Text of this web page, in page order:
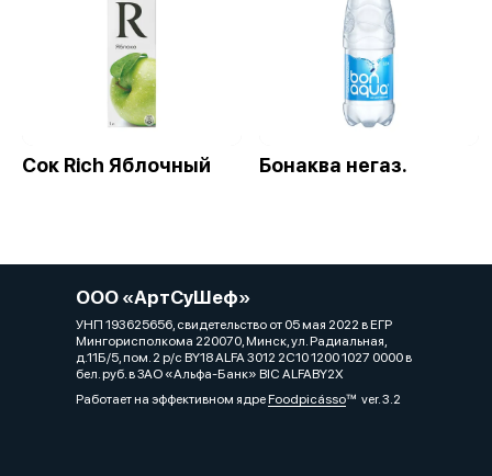
Сок Rich Яблочный Бонаква негаз.
ООО «АртСуШеф»
УНП 193625656, свидетельство от 05 мая 2022 в ЕГР
Мингорисполкома 220070, Минск, ул. Радиальная,
д.11Б/5, пом. 2 р/с BY18 ALFA 3012 2C10 1200 1027 0000 в
бел. руб. в ЗАО «Альфа-Банк» BIC ALFABY2X
Работает на эффективном ядреFoodpicássover. 3.2